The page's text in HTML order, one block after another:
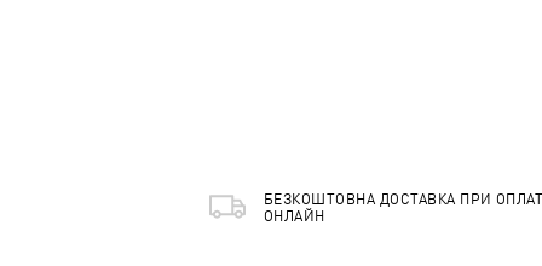
БЕЗКОШТОВНА ДОСТАВКА ПРИ
ОНЛАЙН